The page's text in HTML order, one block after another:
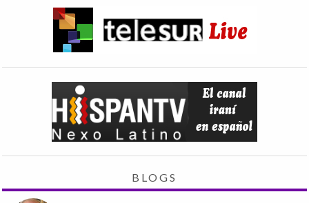
BLOGS